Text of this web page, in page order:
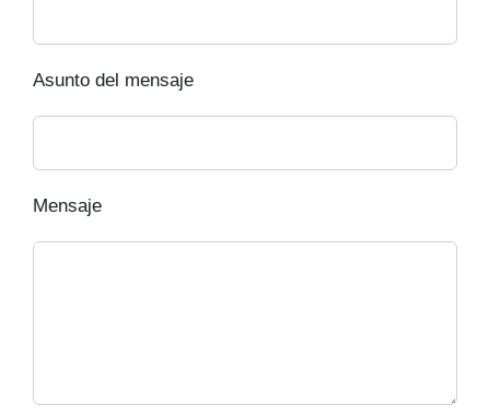
Asunto del mensaje
Mensaje